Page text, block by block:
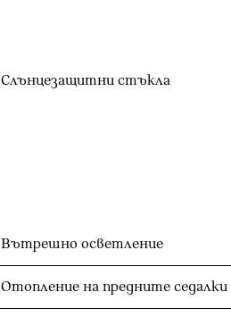
Слънцезащитни стъкла
Вътрешно осветление
Отопление на предните седалки